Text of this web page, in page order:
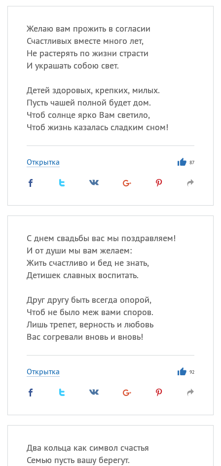
Желаю вам прожить в согласии
Счастливых вместе много лет,
Не растерять по жизни страсти
И украшать собою свет.
Детей здоровых, крепких, милых.
Пусть чашей полной будет дом.
Чтоб солнце ярко Вам светило,
Чтоб жизнь казалась сладким сном!
Открытка 87
С днем свадьбы вас мы поздравляем!
И от души мы вам желаем:
Жить счастливо и бед не знать,
Детишек славных воспитать.
Друг другу быть всегда опорой,
Чтоб не было меж вами споров.
Лишь трепет, верность и любовь
Вас согревали вновь и вновь!
Открытка 92
Два кольца как символ счастья
Семью пусть вашу берегут.